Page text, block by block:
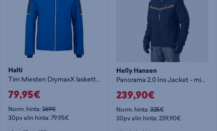
Halti
Tim Miesten DrymaxX laskettelutakki
79,95€
Norm. hinta:269€
30pv alin hinta: 79,95€
Helly Hansen
Panorama 2.0 Ins Jacket - miesten toppatakki
239,90€
Norm. hinta:325€
30pv alin hinta: 239,90€